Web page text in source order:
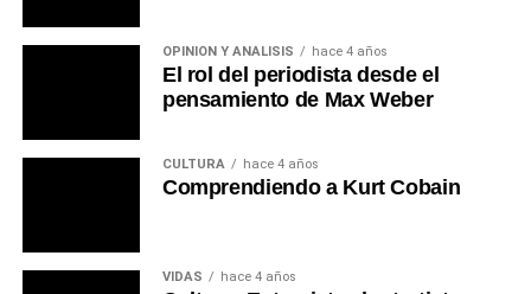
OPINIÓN Y ANÁLISIS hace 4 años
El rol del periodista desde el
pensamiento de Max Weber
CULTURA hace 4 años
Comprendiendo a Kurt Cobain
VIDAS hace 4 años